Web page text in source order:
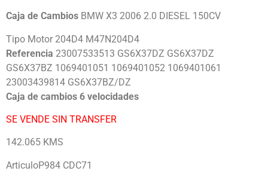
Caja de Cambios BMW X3 2006 2.0 DIESEL 150CV
Tipo Motor 204D4 M47N204D4
Referencia 23007533513 GS6X37DZ GS6X37DZ
GS6X37BZ 1069401051 1069401052 1069401061
23003439814 GS6X37BZ/DZ
Caja de cambios 6 velocidades
SE VENDE SIN TRANSFER
142.065 KMS
ArticuloP984 CDC71